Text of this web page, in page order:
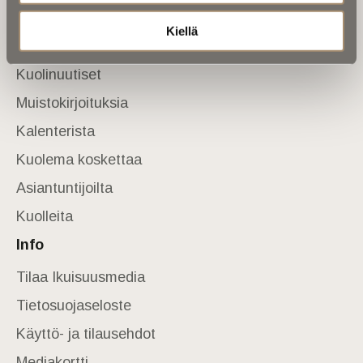
Kiellä
Sivusto
Etusivu
Kuolinuutiset
Muistokirjoituksia
Kalenterista
Kuolema koskettaa
Asiantuntijoilta
Kuolleita
Info
Tilaa Ikuisuusmedia
Tietosuojaseloste
Käyttö- ja tilausehdot